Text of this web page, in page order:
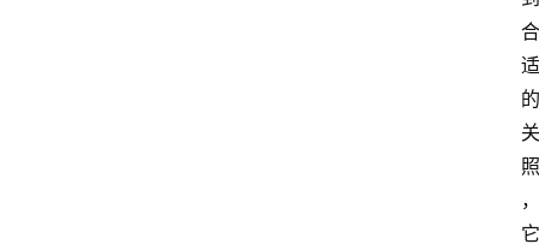
合
适
的
关
照
，
它